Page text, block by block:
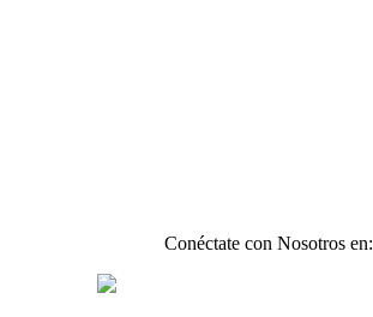
Conéctate con Nosotros en: